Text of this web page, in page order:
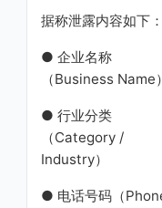
据称泄露内容如下
● 企业名称
（Business Name
● 行业分类
（Category /
Industry）
● 电话号码（